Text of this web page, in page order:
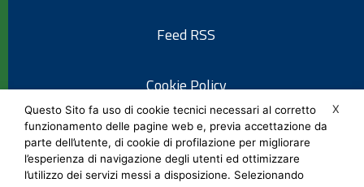
Feed RSS
Cookie Policy
Informativa privacy
X
Questo Sito fa uso di cookie tecnici necessari al corretto
funzionamento delle pagine web e, previa accettazione da
parte dell’utente, di cookie di profilazione per migliorare
l’esperienza di navigazione degli utenti ed ottimizzare
l’utilizzo dei servizi messi a disposizione. Selezionando